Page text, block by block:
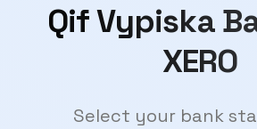
Qif Vypiska
XERO
Select your bank